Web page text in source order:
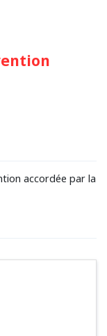
accordée par la